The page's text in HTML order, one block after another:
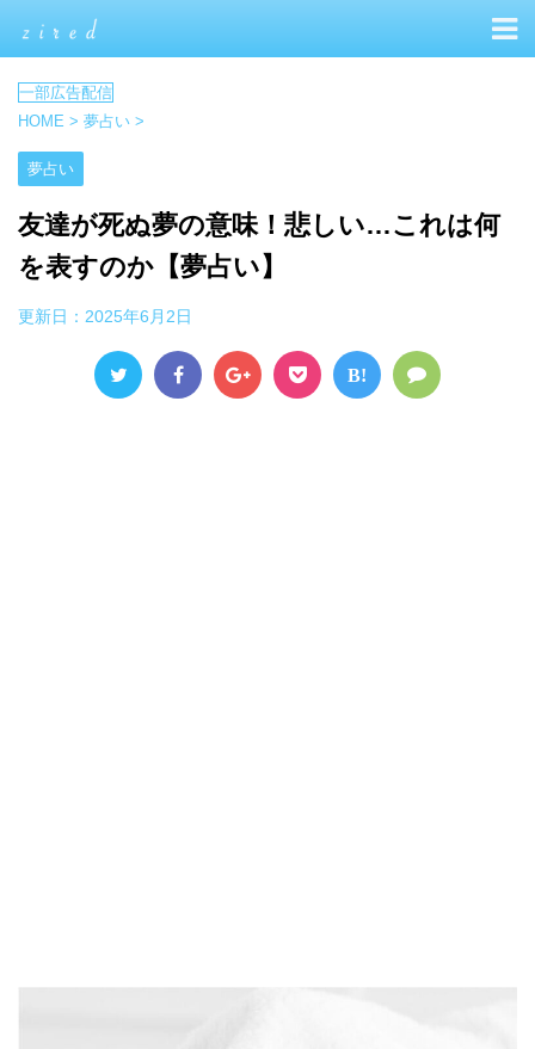
HOME > 夢占い >
夢占い
友達が死ぬ夢の意味！悲しい…これは何
を表すのか【夢占い】
更新日： 2025年6月2日
B!